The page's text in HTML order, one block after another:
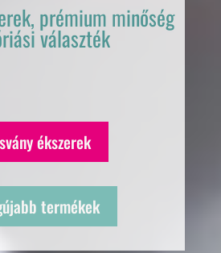
prémium minőség
választék
ékszerek
termékek